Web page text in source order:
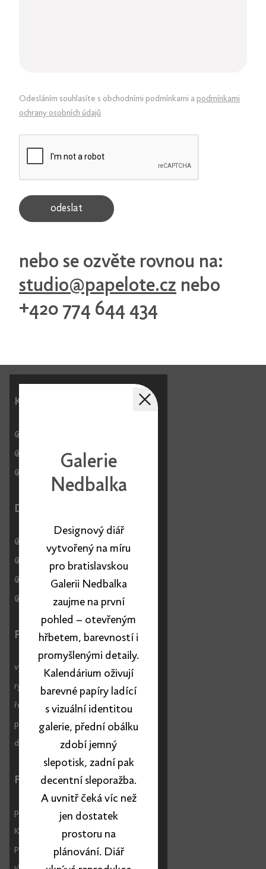
Odesláním souhlasíte s obchodními podmínkami a podmínkami
ochrany osobních údajů
odeslat
nebo se ozvěte rovnou na:
studio@papelote.cz nebo
+420 774 644 434
Galerie
Nedbalka
Designový diář
vytvořený na míru
pro bratislavskou
Galerii Nedbalka
zaujme na první
pohled – otevřeným
hřbetem, barevností i
promyšlenými detaily.
Kalendárium oživují
barevné papíry ladící
s vizuální identitou
galerie, přední obálku
zdobí jemný
slepotisk, zadní pak
decentní sleporažba.
A uvnitř čeká víc než
jen dostatek
prostoru na
plánování. Diář
Kreativní zakázkové studio
+420 774 644 434
Distribuce
Po - Pá 9:00 - 17:00
+420 774 719 115
distribuce@papelote.cz
(CZ, SK)
export@papelote.cz
Portfolio
vyberte si produkt
rychlé zakázky
řešení na míru
produkty s obsahem
distribuce
Fakturační údaje
papelote s.r.o.
Kozí 1002/8
Praha 1, 110 00